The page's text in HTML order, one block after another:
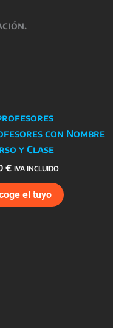
con Nombre
y Clase
€ IVA INCLUIDO
el tuyo